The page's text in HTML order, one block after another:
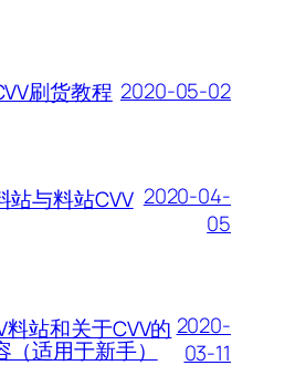
刷货教程 2020-05-02
站与料站CVV 2020-04-
05
料站和关于CVV的
适用于新手）
2020-
03-11